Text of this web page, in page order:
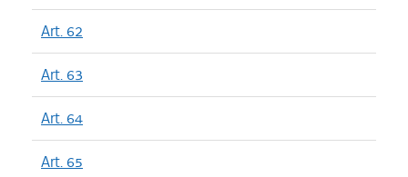
Art. 62
Art. 63
Art. 64
Art. 65